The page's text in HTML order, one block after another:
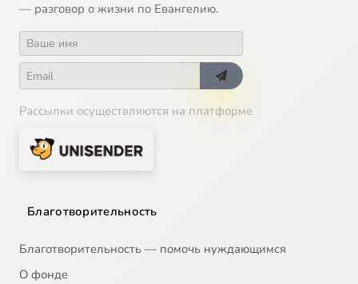
— разговор о жизни по Евангелию.
Рассылки осуществляются на платформе
Благотворительность
Благотворительность — помочь нуждающимся
О фонде